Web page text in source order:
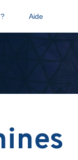
Aide